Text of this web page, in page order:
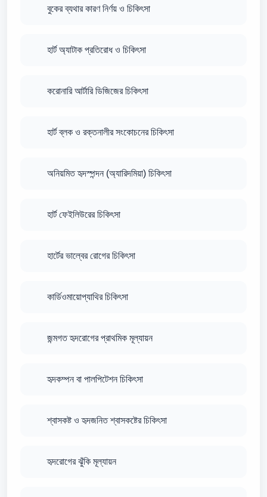
বুকের ব্যথার কারণ নির্ণয় ও চিকিৎসা
হার্ট অ্যাটাক প্রতিরোধ ও চিকিৎসা
করোনারি আর্টারি ডিজিজের চিকিৎসা
হার্ট ব্লক ও রক্তনালীর সংকোচনের চিকিৎসা
অনিয়মিত হৃদস্পন্দন (অ্যারিদমিয়া) চিকিৎসা
হার্ট ফেইলিউরের চিকিৎসা
হার্টের ভাল্বের রোগের চিকিৎসা
কার্ডিওমায়োপ্যাথির চিকিৎসা
জন্মগত হৃদরোগের প্রাথমিক মূল্যায়ন
হৃদকম্পন বা পালপিটেশন চিকিৎসা
শ্বাসকষ্ট ও হৃদজনিত শ্বাসকষ্টের চিকিৎসা
হৃদরোগের ঝুঁকি মূল্যায়ন